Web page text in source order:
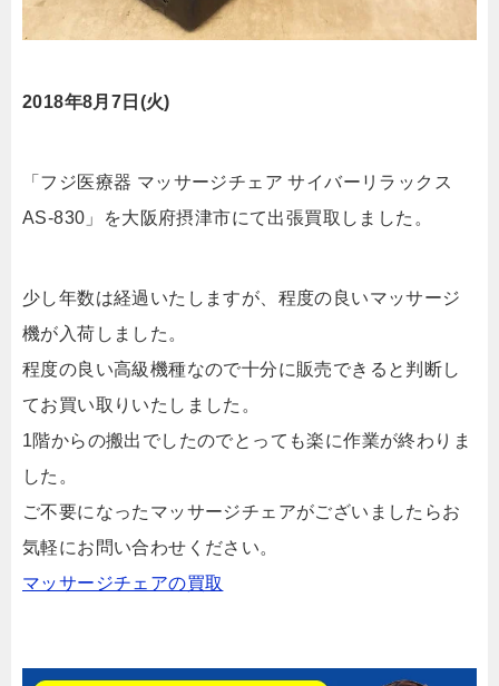
2018年8月7日(火)
「フジ医療器 マッサージチェア サイバーリラックス
AS-830」を大阪府摂津市にて出張買取しました。
少し年数は経過いたしますが、程度の良いマッサージ
機が入荷しました。
程度の良い高級機種なので十分に販売できると判断し
てお買い取りいたしました。
1階からの搬出でしたのでとっても楽に作業が終わりま
した。
ご不要になったマッサージチェアがございましたらお
気軽にお問い合わせください。
マッサージチェアの買取